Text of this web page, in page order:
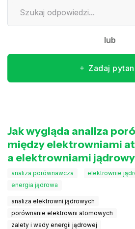
lub
Zadaj
Jak wygląda analiza
między elektrowniami
a elektrowniami
analiza porównawcza
elektrownie
energia jądrowa
analiza elektrowni jądrowych
porównanie elektrowni atomowych
zalety i wady energii jądrowej